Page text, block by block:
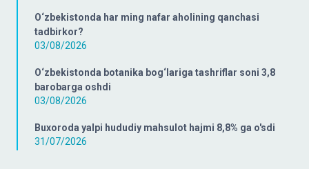
O‘zbekistonda har ming nafar aholining qanchasi
tadbirkor?
03/08/2026
O‘zbekistonda botanika bog‘lariga tashriflar soni 3,8
barobarga oshdi
03/08/2026
Buxoroda yalpi hududiy mahsulot hajmi 8,8% ga o'sdi
31/07/2026